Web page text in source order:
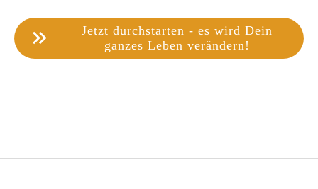
Jetzt durchstarten - es wird Dein
ganzes Leben verändern!